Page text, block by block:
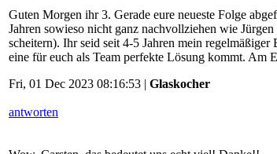
Guten Morgen ihr 3. Gerade eure neueste Folge
Jahren sowieso nicht ganz nachvollziehen wie
scheitern). Ihr seid seit 4-5 Jahren mein
eine für euch als Team perfekte Lösung kommt. Am
Fri, 01 Dec 2023 08:16:53 | Glaskocher
antworten